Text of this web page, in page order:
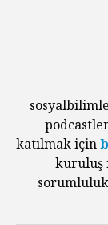
katılmak için
kuruluş